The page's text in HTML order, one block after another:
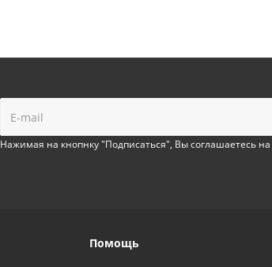
Нажимая на кнопнку "Подписаться", Вы соглашаетесь на
Помощь